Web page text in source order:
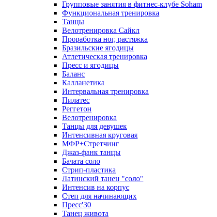
Групповые занятия в фитнес-клубе Soham
Функциональная тренировка
Танцы
Велотренировка Сайкл
Проработка ног, растяжка
Бразильские ягодицы
Атлетическая тренировка
Пресс и ягодицы
Баланс
Калланетика
Интервальная тренировка
Пилатес
Реггетон
Велотренировка
Танцы для девушек
Интенсивная круговая
МФР+Стретчинг
Джаз-фанк танцы
Бачата соло
Стрип-пластика
Латинский танец "соло"
Интенсив на корпус
Степ для начинающих
Пресс'30
Танец живота